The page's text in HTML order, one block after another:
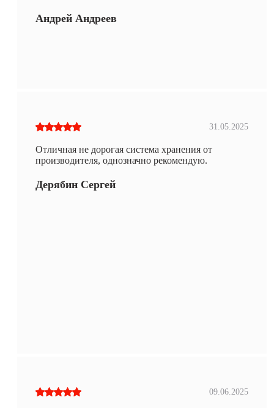
Андрей Андреев
31.05.2025
Отличная не дорогая система хранения от
производителя, однозначно рекомендую.
Дерябин Сергей
09.06.2025